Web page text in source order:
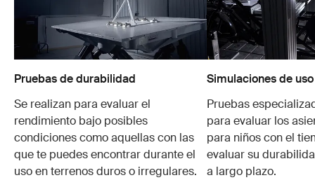
Pruebas de durabilidad
Se realizan para evaluar el
rendimiento bajo posibles
condiciones como aquellas con las
que te puedes encontrar durante el
uso en terrenos duros o irregulares.
Simulaciones de
Pruebas
para evaluar los
para niños con el
evaluar su
a largo plazo.